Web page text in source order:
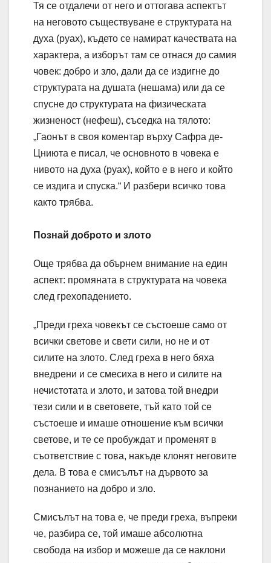
Тя се отдалечи от него и оттогава аспектът
на неговото съществуване е структурата на
духа (руах), където се намират качествата на
характера, а изборът там се отнася до самия
човек: добро и зло, дали да се издигне до
структурата на душата (нешама) или да се
спусне до структурата на физическата
жизненост (нефеш), съседка на тялото:
„Гаонът в своя коментар върху Сафра де-
Цниюта е писал, че основното в човека е
нивото на духа (руах), който е в него и който
се издига и спуска.“ И разбери всичко това
както трябва.
Познай доброто и злото
Още трябва да обърнем внимание на един
аспект: промяната в структурата на човека
след грехопадението.
„Преди греха човекът се състоеше само от
всички светове и свети сили, но не и от
силите на злото. След греха в него бяха
внедрени и се смесиха в него и силите на
нечистотата и злото, и затова той внедри
тези сили и в световете, тъй като той се
състоеше и имаше отношение към всички
светове, и те се пробуждат и променят в
съответствие с това, накъде клонят неговите
дела. В това е смисълът на дървото за
познанието на добро и зло.
Смисълът на това е, че преди греха, въпреки
че, разбира се, той имаше абсолютна
свобода на избор и можеше да се наклони